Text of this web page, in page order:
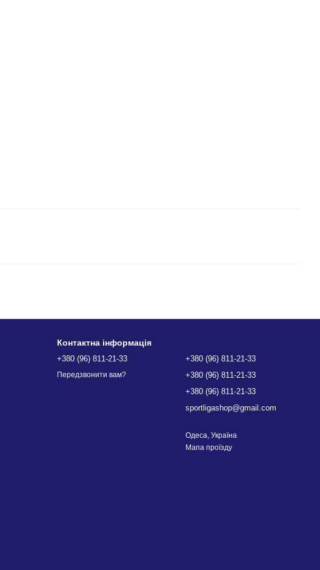
Контактна інформація
+380 (96) 811-21-33
Передзвонити вам?
+380 (96) 811-21-33
+380 (96) 811-21-33
+380 (96) 811-21-33
sportligashop@gmail.com
Одеса, Україна
Мапа проїзду